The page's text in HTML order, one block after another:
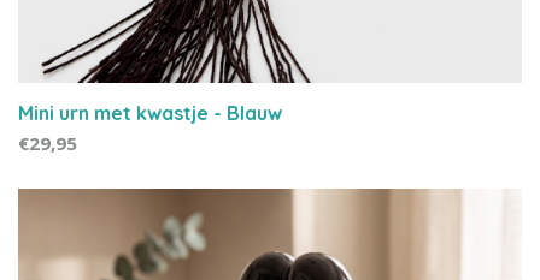
Mini urn met kwastje - Blauw
€29,95